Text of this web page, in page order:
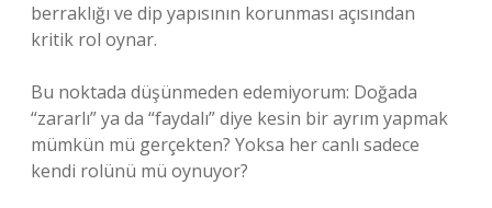
berraklığı ve dip yapısının korunması açısından
kritik rol oynar.
Bu noktada düşünmeden edemiyorum: Doğada
“zararlı” ya da “faydalı” diye kesin bir ayrım yapmak
mümkün mü gerçekten? Yoksa her canlı sadece
kendi rolünü mü oynuyor?